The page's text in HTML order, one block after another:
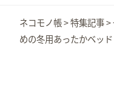
ネコモノ帳>特集記事>
めの冬用あったかベッ